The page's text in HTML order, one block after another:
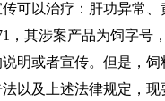
可以治疗：肝功异常
，其涉案产品为饲字号
或者宣传。但是，饲
以及上述法律规定，